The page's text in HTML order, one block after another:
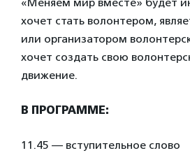
хочет стать волонтером,
или организатором
хочет создать свою
движение.
В ПРОГРАММЕ:
11.45 — вступительное слово